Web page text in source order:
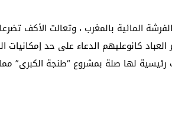
المائية بالمغرب ، وتعالت الأكف
كانوعليهم الدعاء على حد إمكانيات
لها صلة بمشروع “طنجة الكبرى”